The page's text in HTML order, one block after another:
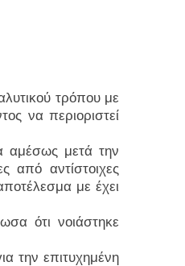
τρόπου με
να περιοριστεί
αμέσως μετά την
αντίστοιχες
με έχει
ότι νοιάστηκε
την επιτυχημένη